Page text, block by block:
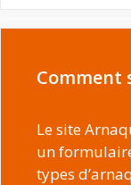
Comment
Le site
un
types